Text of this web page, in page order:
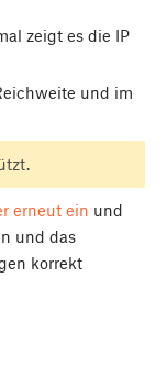
zeigt es die IP
und im
erneut ein und
und das
korrekt